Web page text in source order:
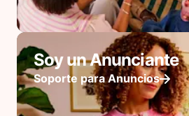
Soy un Anunciante
Soporte para Anuncios